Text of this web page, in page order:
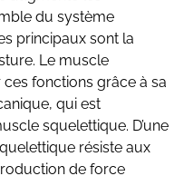
du système
principaux sont la
Le muscle
fonctions grâce à sa
qui est
squelettique. D’une
résiste aux
de force